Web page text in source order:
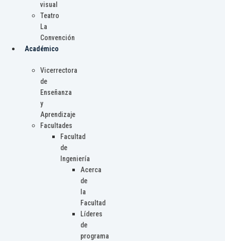
visual
Teatro
La
Convención
Académico
Vicerrectora
de
Enseñanza
y
Aprendizaje
Facultades
Facultad
de
Ingeniería
Acerca
de
la
Facultad
Líderes
de
programa